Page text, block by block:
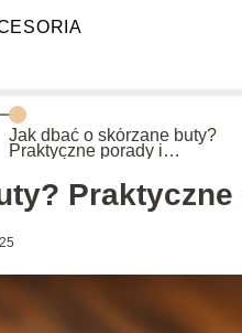
Jak dbać o skórzane buty?
Praktyczne porady i